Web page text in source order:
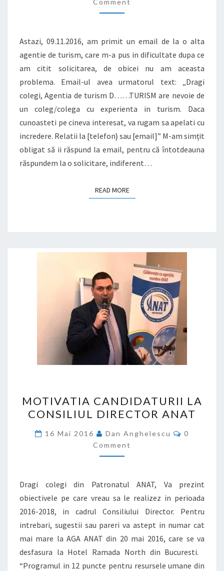
CU
Astazi, 09.11.2016, am primit un email de la o alta
agentie de turism, care m-a pus in dificultate dupa ce
am citit solicitarea, de obicei nu am aceasta
problema. Email-ul avea urmatorul text: „Dragi
colegi, Agentia de turism D……TURISM are nevoie de
un coleg/colega cu experienta in turism. Daca
cunoasteti pe cineva interesat, va rugam sa apelati cu
incredere. Relatii la [telefon} sau [email]” M-am simțit
obligat să ii răspund la email, pentru că întotdeauna
răspundem la o solicitare, indiferent…
READ MOREREAD MORE
CANDIDATURII
LA
CONSILIUL
DIRECTOR
ANAT
MOTIVATIA CANDIDATURII LA
CONSILIUL DIRECTOR ANAT
16 Mai 2016 Dan Anghelescu Comments
0
Comment
Dragi colegi din Patronatul ANAT, Va prezint
obiectivele pe care vreau sa le realizez in perioada
2016-2018, in cadrul Consiliului Director. Pentru
intrebari, sugestii sau pareri va astept in numar cat
mai mare la AGA ANAT din 20 mai 2016, care se va
desfasura la Hotel Ramada North din Bucuresti.
“Programul in 12 puncte pentru resursele umane din